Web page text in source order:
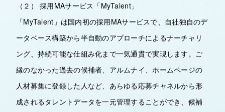
（２） 採用MAサービス「MyTalent」
「MyTalent」は国内初の採用MAサービスで、自社独自のデ
ータベース構築から半自動のアプローチによるナーチャリ
ング、持続可能な仕組み化まで一気通貫で実現します。ご
縁のなかった過去の候補者、アルムナイ、ホームページの
人材募集に登録した人など、あらゆる応募チャネルから形
成されるタレントデータを一元管理することができ、候補